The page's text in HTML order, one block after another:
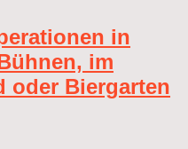
in
im
oder Biergarten